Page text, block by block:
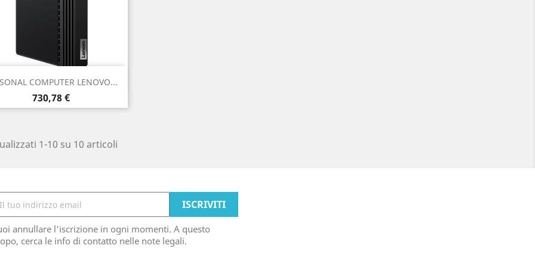
COMPUTER LENOVO...
Prezzo
730,78 €
Anteprima
1-10 su 10 articoli
annullare l'iscrizione in ogni momenti. A questo
cerca le info di contatto nelle note legali.